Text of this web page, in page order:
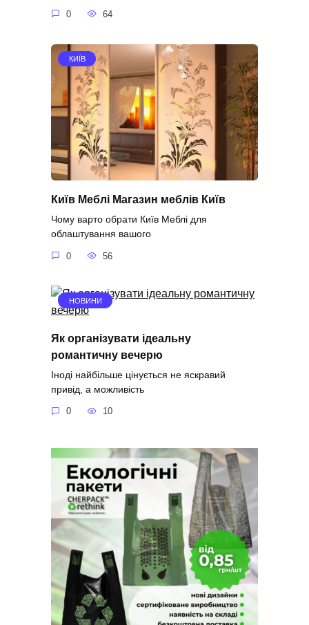
0 64
КИЇВ
Київ Меблі Магазин меблів Київ
Чому варто обрати Київ Меблі для
облаштування вашого
0 56
НОВИНИ
Як організувати ідеальну
романтичну вечерю
Іноді найбільше цінується не яскравий
привід, а можливість
0 10